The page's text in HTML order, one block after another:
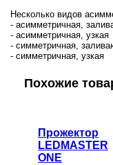
Несколько видов
- асимметричная,
- асимметричная, узкая
- симметричная,
- симметричная, узкая
Похожие
Прожектор
LEDMASTER
ONE